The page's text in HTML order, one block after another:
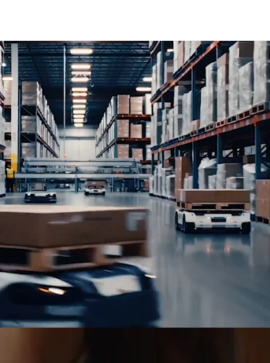
logistická řešení, projektovou